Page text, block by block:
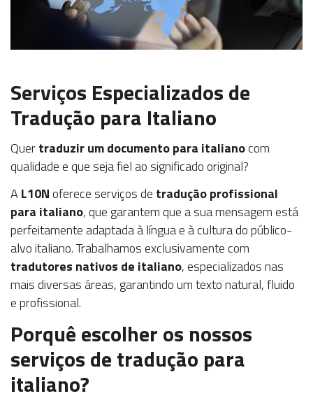
Serviços Especializados de
Tradução para Italiano
Quertraduzir um documento para italianocom
qualidade e que seja fiel ao significado original?
A L10Noferece serviços de tradução profissional
para italiano, que garantem que a sua mensagem está
perfeitamente adaptada à língua e à cultura do público-
alvo italiano. Trabalhamos exclusivamente com
tradutores nativos de italiano, especializados nas
mais diversas áreas, garantindo um texto natural, fluido
e profissional.
Porquê escolher os nossos
serviços de tradução para
italiano?